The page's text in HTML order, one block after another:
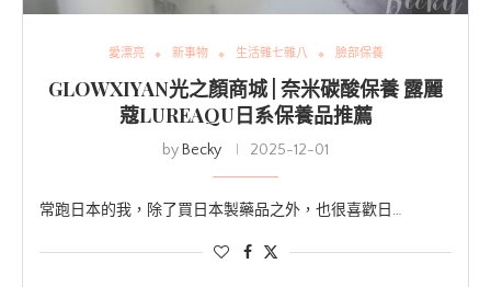
愛漂亮 新事物 生活雜七雜八 臉部保養
GLOWXIYAN光之顏商城 | 奈米碳酸保養 露麗
蔻LUREAQU日系保養品推薦
by Becky 2025-12-01
常跑日本的我，除了買日本製藥品之外，也很喜歡日…